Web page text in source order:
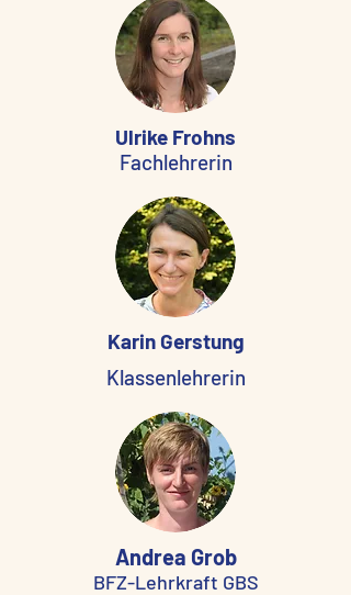
Ulrike Frohns
Fachlehrerin
Karin Gerstung
Klassenlehrerin
Andrea Grob
BFZ-Lehrkraft GBS